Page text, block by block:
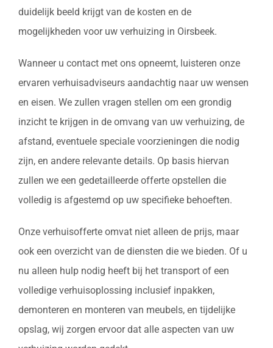
duidelijk beeld krijgt van de kosten en de
mogelijkheden voor uw verhuizing in Oirsbeek.
Wanneer u contact met ons opneemt, luisteren onze
ervaren verhuisadviseurs aandachtig naar uw wensen
en eisen. We zullen vragen stellen om een grondig
inzicht te krijgen in de omvang van uw verhuizing, de
afstand, eventuele speciale voorzieningen die nodig
zijn, en andere relevante details. Op basis hiervan
zullen we een gedetailleerde offerte opstellen die
volledig is afgestemd op uw specifieke behoeften.
Onze verhuisofferte omvat niet alleen de prijs, maar
ook een overzicht van de diensten die we bieden. Of u
nu alleen hulp nodig heeft bij het transport of een
volledige verhuisoplossing inclusief inpakken,
demonteren en monteren van meubels, en tijdelijke
opslag, wij zorgen ervoor dat alle aspecten van uw